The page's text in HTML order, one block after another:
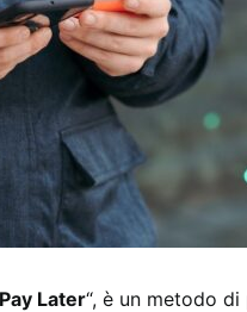
Later“, è un metodo